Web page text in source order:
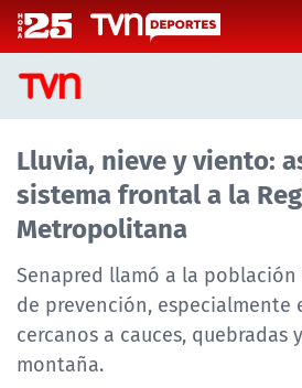
Click acá para ir directamente al
CASTING MASTERCHEF CHILE
CASTING TVN VERTICAL
TVN VERTICAL
TVN PLAY
PROGRAMAS
Lluvia, nieve y viento:
sistema frontal a la
Metropolitana
Senapred llamó a la
de prevención, especialmente
cercanos a cauces, quebradas
montaña.